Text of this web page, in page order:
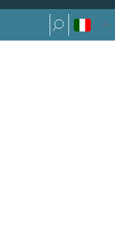
Ricerca per: